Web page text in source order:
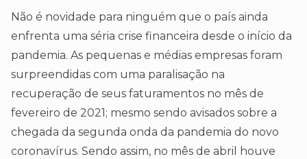
Não é novidade para ninguém que o país ainda
enfrenta uma séria crise financeira desde o início da
pandemia. As pequenas e médias empresas foram
surpreendidas com uma paralisação na
recuperação de seus faturamentos no mês de
fevereiro de 2021; mesmo sendo avisados sobre a
chegada da segunda onda da pandemia do novo
coronavírus. Sendo assim, no mês de abril houve